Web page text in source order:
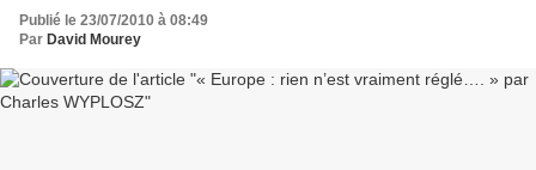
Publié le 23/07/2010 à 08:49
Par David Mourey